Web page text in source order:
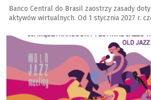
Banco Central do Brasil zaostrzy zasady
aktywów wirtualnych. Od 1 stycznia 2027 r.
a